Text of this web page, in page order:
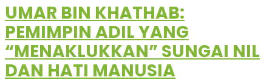
UMAR BIN KHATHAB:
PEMIMPIN ADIL YANG
“MENAKLUKKAN” SUNGAI NIL
DAN HATI MANUSIA